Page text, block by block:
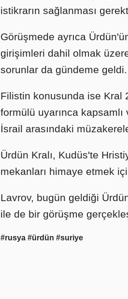
istikrarın sağlanması
Görüşmede ayrıca
girişimleri dahil olmak
sorunlar da gündeme geldi.
Filistin konusunda ise Kral
formülü uyarınca
İsrail arasındaki
Ürdün Kralı, Kudüs'te
mekanları himaye etmek
Lavrov, bugün geldiği
ile de bir görüşme
#rusya #ürdün #suriye